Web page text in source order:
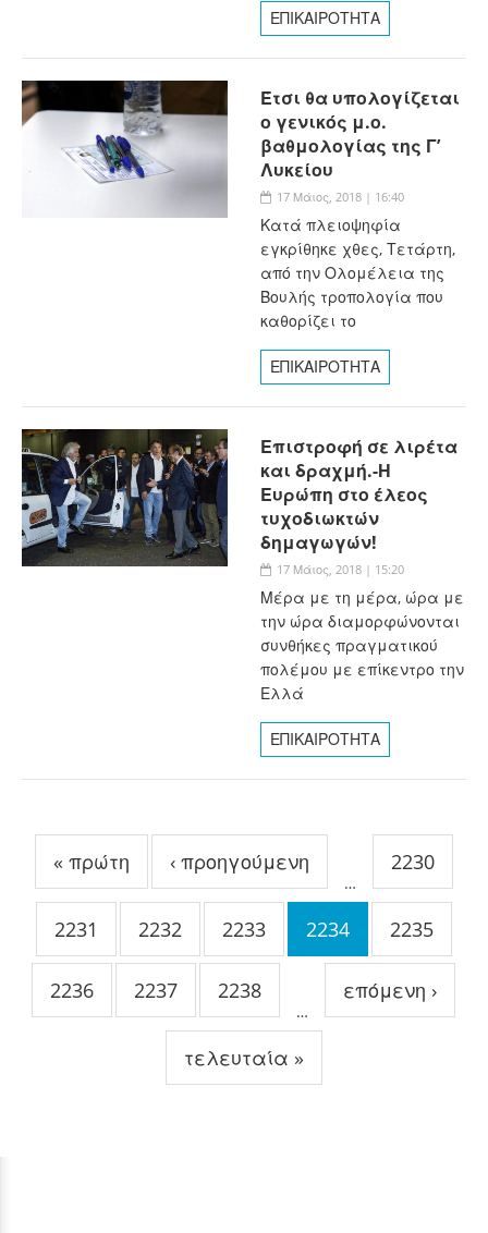
ΕΠΙΚΑΙΡΟΤΗΤΑ
Έτσι θα υπολογίζεται
ο γενικός μ.ο.
βαθμολογίας της Γ’
Λυκείου
17 Μάιος, 2018 | 16:40
Κατά πλειοψηφία
εγκρίθηκε χθες, Τετάρτη,
από την Ολομέλεια της
Βουλής τροπολογία που
καθορίζει το
ΕΠΙΚΑΙΡΟΤΗΤΑ
Επιστροφή σε λιρέτα
και δραχμή.-Η
Ευρώπη στο έλεος
τυχοδιωκτών
δημαγωγών!
17 Μάιος, 2018 | 15:20
Μέρα με τη μέρα, ώρα με
την ώρα διαμορφώνονται
συνθήκες πραγματικού
πολέμου με επίκεντρο την
Ελλά
ΕΠΙΚΑΙΡΟΤΗΤΑ
« πρώτη ‹ προηγούμενη
…
2230
2231 2232 2233 2234 2235
2236 2237 2238
…
επόμενη ›
τελευταία »